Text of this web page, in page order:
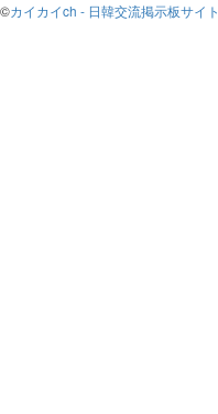
©カイカイch - 日韓交流掲示板サイト